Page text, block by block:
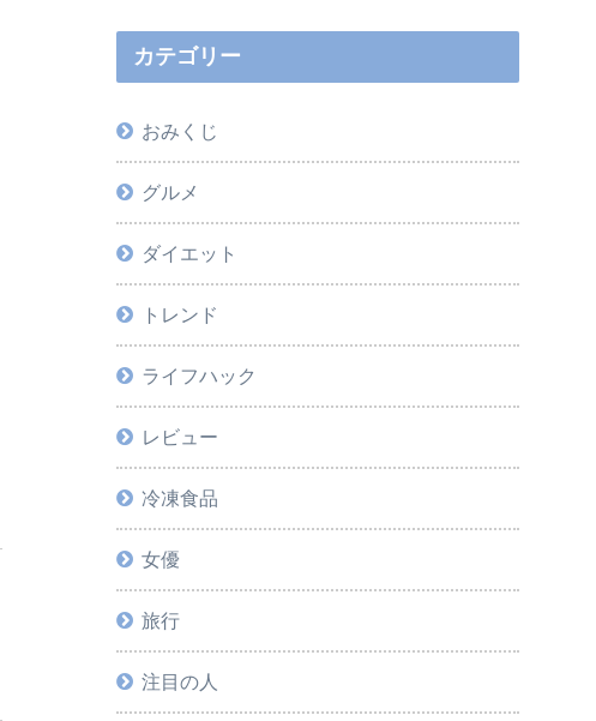
カテゴリー
おみくじ
グルメ
ダイエット
トレンド
ライフハック
レビュー
冷凍食品
女優
旅行
注目の人